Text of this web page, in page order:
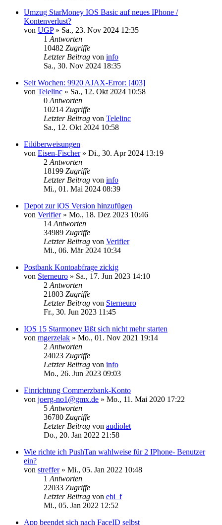
Umzug StarMoney IOS Basic auf neues IPhone /
Kontenverlust?
von UGP» Sa., 23. Nov 2024 12:35
1 Antworten
10482 Zugriffe
Letzter Beitrag von info
Sa., 30. Nov 2024 18:35
Seit Wochen: 9920 AJAX-Error: [403]
von Telelinc » Sa., 12. Okt 2024 10:58
0 Antworten
10214 Zugriffe
Letzter Beitrag von Telelinc
Sa., 12. Okt 2024 10:58
Eilüberweisungen
von Eisen-Fischer» Di., 30. Apr 2024 13:19
2 Antworten
18199 Zugriffe
Letzter Beitrag von info
Mi., 01. Mai 2024 08:39
Depot zur iOS Version hinzufügen
von Verifier» Mo., 18. Dez 2023 10:46
14 Antworten
34989 Zugriffe
Letzter Beitrag von Verifier
Mi., 06. Mär 2024 10:34
Postbank Kontoabfrage zickig
von Sterneuro » Sa., 17. Jun 2023 14:10
2 Antworten
21803 Zugriffe
Letzter Beitrag von Sterneuro
Fr., 30. Jun 2023 11:45
IOS 15 Starmoney läßt sich nicht mehr starten
von mgerzelak » Mo., 01. Nov 2021 19:14
2 Antworten
24023 Zugriffe
Letzter Beitrag von info
Mo., 26. Jun 2023 09:03
Einrichtung Commerzbank-Konto
von joerg-no1@gmx.de » Mo., 11. Mai 2020 17:22
5 Antworten
36780 Zugriffe
Letzter Beitrag von audiolet
Do., 20. Jan 2022 21:58
Wie richte ich PushTan wahlweise für 2 IPhone- Benutzer
ein?
von streffer» Mi., 05. Jan 2022 10:48
1 Antworten
22033 Zugriffe
Letzter Beitrag von ebi_f
Mi., 05. Jan 2022 12:52
App beendet sich nach FaceID selbst